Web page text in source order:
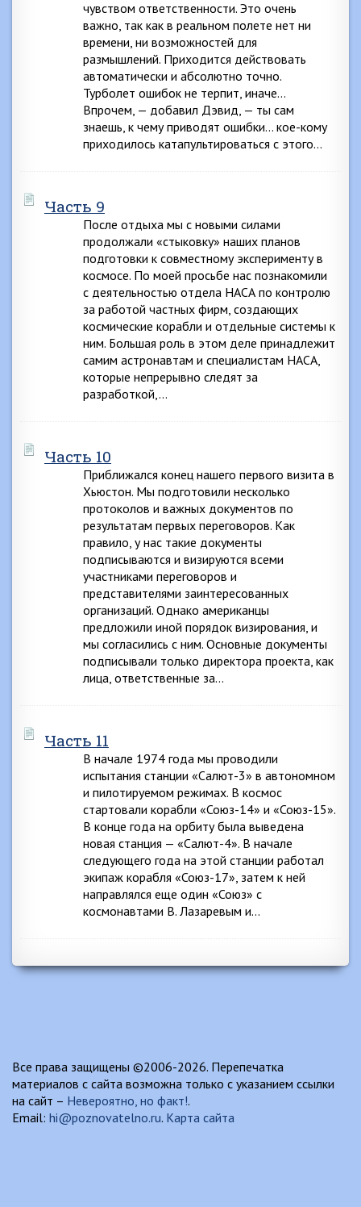
чувством ответственности. Это очень
важно, так как в реальном полете нет ни
времени, ни возможностей для
размышлений. Приходится действовать
автоматически и абсолютно точно.
Турболет ошибок не терпит, иначе…
Впрочем, — добавил Дэвид, — ты сам
знаешь, к чему приводят ошибки… кое-кому
приходилось катапультироваться с этого…
Часть 9
После отдыха мы с новыми силами
продолжали «стыковку» наших планов
подготовки к совместному эксперименту в
космосе. По моей просьбе нас познакомили
с деятельностью отдела НАСА по контролю
за работой частных фирм, создающих
космические корабли и отдельные системы к
ним. Большая роль в этом деле принадлежит
самим астронавтам и специалистам НАСА,
которые непрерывно следят за
разработкой,…
Часть 10
Приближался конец нашего первого визита в
Хьюстон. Мы подготовили несколько
протоколов и важных документов по
результатам первых переговоров. Как
правило, у нас такие документы
подписываются и визируются всеми
участниками переговоров и
представителями заинтересованных
организаций. Однако американцы
предложили иной порядок визирования, и
мы согласились с ним. Основные документы
подписывали только директора проекта, как
лица, ответственные за…
Часть 11
В начале 1974 года мы проводили
испытания станции «Салют-3» в автономном
и пилотируемом режимах. В космос
стартовали корабли «Союз-14» и «Союз-15».
В конце года на орбиту была выведена
новая станция — «Салют-4». В начале
следующего года на этой станции работал
экипаж корабля «Союз-17», затем к ней
направлялся еще один «Союз» с
космонавтами В. Лазаревым и…
Все права защищены ©2006-2026. Перепечатка
материалов с сайта возможна только с указанием ссылки
на сайт – Невероятно, но факт!.
Email: hi@poznovatelno.ru. Карта сайта